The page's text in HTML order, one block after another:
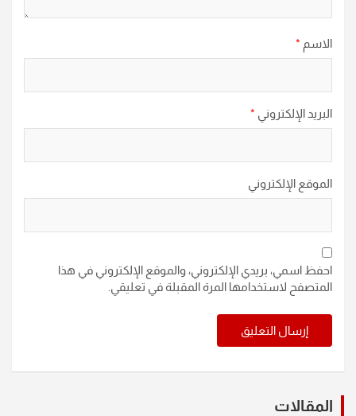
الاسم *
البريد الإلكتروني *
الموقع الإلكتروني
احفظ اسمي، بريدي الإلكتروني، والموقع الإلكتروني في هذا
المتصفح لاستخدامها المرة المقبلة في تعليقي.
المقالات